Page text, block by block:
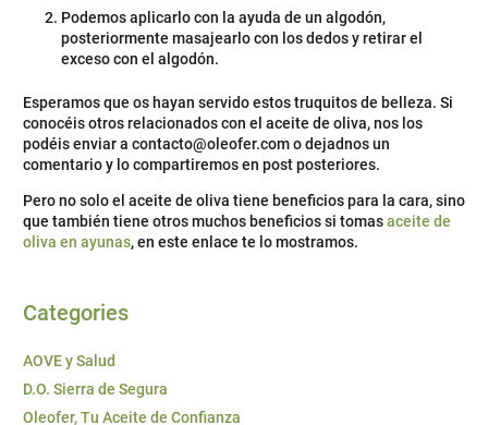
Podemos aplicarlo con la ayuda de un algodón,
posteriormente masajearlo con los dedos y retirar el
exceso con el algodón.
Esperamos que os hayan servido estos truquitos de belleza. Si
conocéis otros relacionados con el aceite de oliva, nos los
podéis enviar a contacto@oleofer.com o dejadnos un
comentario y lo compartiremos en post posteriores.
Pero no solo el aceite de oliva tiene beneficios para la cara, sino
que también tiene otros muchos beneficios si tomasaceite de
oliva en ayunas, en este enlace te lo mostramos.
Categories
AOVE y Salud
D.O. Sierra de Segura
Oleofer, Tu Aceite de Confianza